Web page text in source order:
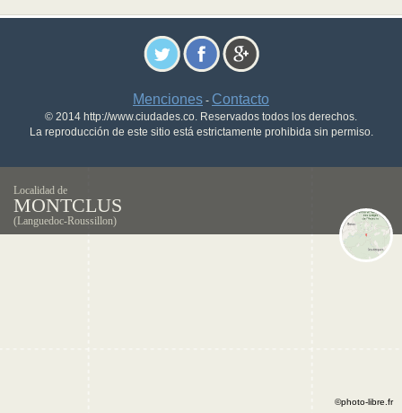
Menciones - Contacto
© 2014 http://www.ciudades.co. Reservados todos los derechos.
La reproducción de este sitio está estrictamente prohibida sin permiso.
Localidad de
MONTCLUS
(Languedoc-Roussillon)
©photo-libre.fr